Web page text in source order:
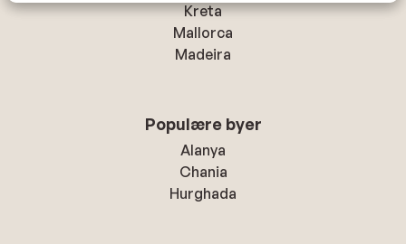
Kreta
Mallorca
Madeira
Populære byer
Alanya
Chania
Hurghada